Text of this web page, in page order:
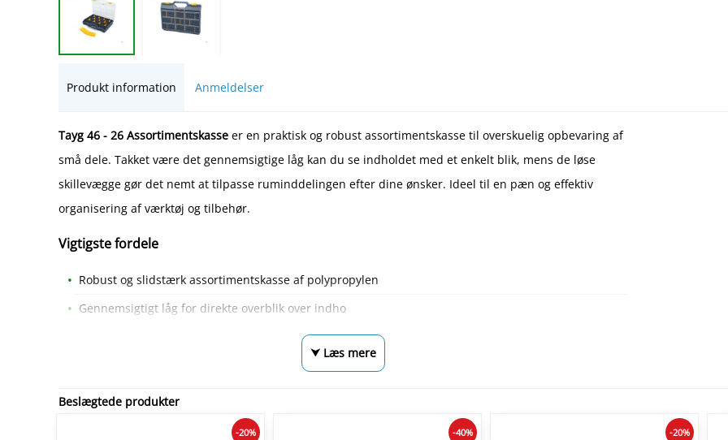
Produkt information Anmeldelser
Tayg 46 - 26 Assortimentskasse er en praktisk og robust assortimentskasse til overskuelig opbevaring af
små dele. Takket være det gennemsigtige låg kan du se indholdet med et enkelt blik, mens de løse
skillevægge gør det nemt at tilpasse ruminddelingen efter dine ønsker. Ideel til en pæn og effektiv
organisering af værktøj og tilbehør.
Vigtigste fordele
Robust og slidstærk assortimentskasse af polypropylen
Gennemsigtigt låg for direkte overblik over indho
⮟ Læs mere
Beslægtede produkter
-20% -40% -20%